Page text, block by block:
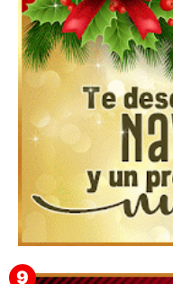
▷ Los Mejores
2022 📖